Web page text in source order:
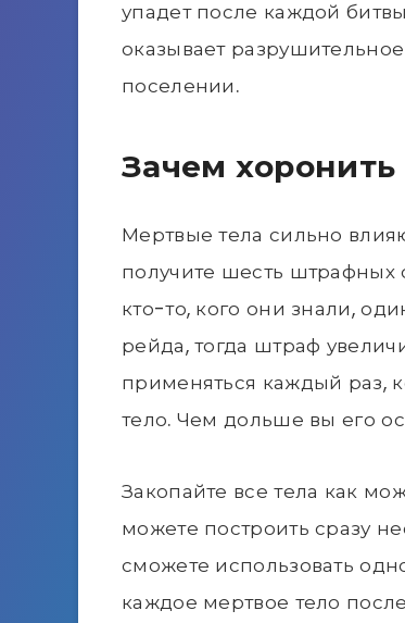
упадет после каждой
оказывает
поселении.
Зачем хоронить
Мертвые тела сильно
получите шесть штрафных
кто-то, кого они знали,
рейда, тогда штраф
применяться каждый раз,
тело. Чем дольше вы его
Закопайте все тела как
можете построить сразу
сможете использовать
каждое мертвое тело